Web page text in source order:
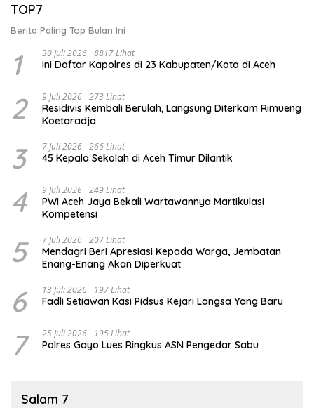
TOP7
Berita Paling Top Bulan Ini
1 30 Juli 2026 8817 Lihat
Ini Daftar Kapolres di 23 Kabupaten/Kota di Aceh
2 9 Juli 2026 273 Lihat
Residivis Kembali Berulah, Langsung Diterkam Rimueng
Koetaradja
3 7 Juli 2026 266 Lihat
45 Kepala Sekolah di Aceh Timur Dilantik
4 9 Juli 2026 249 Lihat
PWI Aceh Jaya Bekali Wartawannya Martikulasi
Kompetensi
5 7 Juli 2026 207 Lihat
Mendagri Beri Apresiasi Kepada Warga, Jembatan
Enang-Enang Akan Diperkuat
6 13 Juli 2026 197 Lihat
Fadli Setiawan Kasi Pidsus Kejari Langsa Yang Baru
7 25 Juli 2026 195 Lihat
Polres Gayo Lues Ringkus ASN Pengedar Sabu
Salam 7